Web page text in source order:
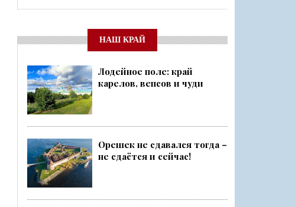
НАШ КРАЙ
Лодейное поле: край
карелов, вепсов и чуди
Орешек не сдавался тогда –
не сдаётся и сейчас!